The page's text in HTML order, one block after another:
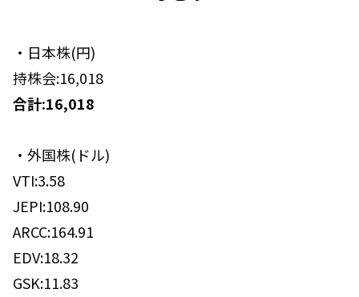
・日本株(円)
持株会:16,018
合計:16,018
・外国株(ドル)
VTI:3.58
JEPI:108.90
ARCC:164.91
EDV:18.32
GSK:11.83